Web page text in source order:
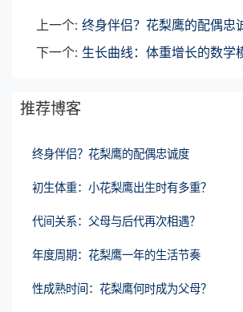
上一个: 终身伴侣？花梨鹰的配偶忠
下一个: 生长曲线：体重增长的数学
推荐博客
终身伴侣？花梨鹰的配偶忠诚度
初生体重：小花梨鹰出生时有多重？
代间关系：父母与后代再次相遇？
年度周期：花梨鹰一年的生活节奏
性成熟时间：花梨鹰何时成为父母？